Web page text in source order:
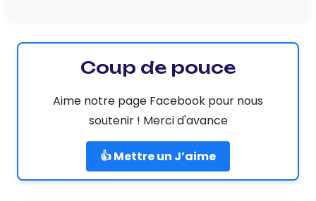
Coup de pouce
Aime notre page Facebook pour nous
soutenir ! Merci d'avance
👍 Mettre un J’aime